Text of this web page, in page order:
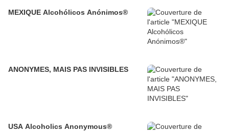
MEXIQUE Alcohólicos Anónimos®
ANONYMES, MAIS PAS INVISIBLES
USA Alcoholics Anonymous®